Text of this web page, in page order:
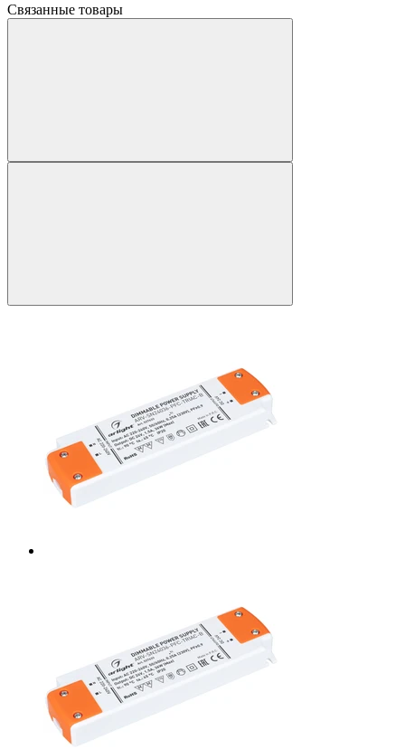
Связанные товары